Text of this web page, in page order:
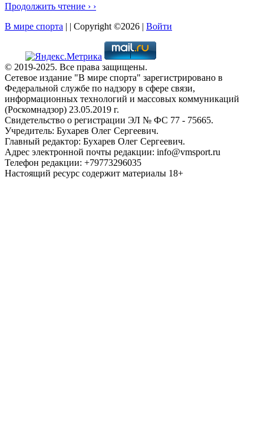
Продолжить чтение › ›
В мире спорта | | Copyright ©2026 | Войти
© 2019-2025. Все права защищены.
Сетевое издание "В мире спорта" зарегистрировано в
Федеральной службе по надзору в сфере связи,
информационных технологий и массовых коммуникаций
(Роскомнадзор) 23.05.2019 г.
Свидетельство о регистрации ЭЛ № ФС 77 - 75665.
Учредитель: Бухарев Олег Сергеевич.
Главный редактор: Бухарев Олег Сергеевич.
Адрес электронной почты редакции: info@vmsport.ru
Телефон редакции: +79773296035
Настоящий ресурс содержит материалы 18+